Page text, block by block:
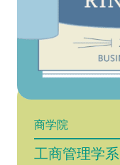
商学院
工商管理学系